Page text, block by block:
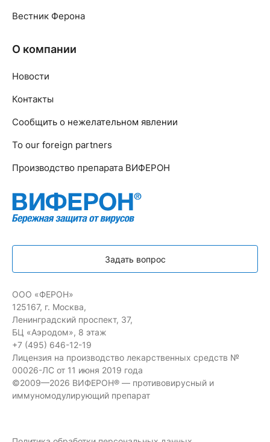
Вестник Ферона
О компании
Новости
Контакты
Сообщить о нежелательном явлении
To our foreign partners
Производство препарата ВИФЕРОН
Задать вопрос
ООО «ФЕРОН»
125167, г. Москва,
Ленинградский проспект, 37,
БЦ «Аэродом», 8 этаж
+7 (495) 646-12-19
Лицензия на производство лекарственных средств №
00026-ЛС от 11 июня 2019 года
©2009—2026 ВИФЕРОН® — противовирусный и
иммуномодулирующий препарат